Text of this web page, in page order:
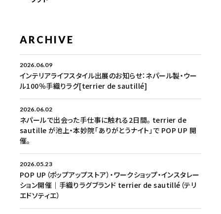
ARCHIVE
2026.06.09
インテリアライフスタイル出展のお知らせ：ネパール製・ウー
ル100％手織りラグ[terrier de sautillé]
2026.06.02
ネパールで出会った手仕事に触れる2日間。 terrier de
sautille が池上・本妙院「ありがとうナイト」で POP UP 開
催。
2026.05.23
POP UP（ポップアップストア）・ワークショップ・インスタレー
ション開催｜手織りラグブランド terrier de sautillé（テリ
エドソティエ）